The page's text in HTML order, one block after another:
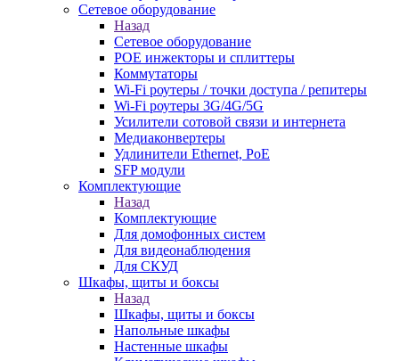
Сетевое оборудование
Назад
Сетевое оборудование
POE инжекторы и сплиттеры
Коммутаторы
Wi-Fi роутеры / точки доступа / репитеры
Wi-Fi роутеры 3G/4G/5G
Усилители сотовой связи и интернета
Медиаконвертеры
Удлинители Ethernet, PoE
SFP модули
Комплектующие
Назад
Комплектующие
Для домофонных систем
Для видеонаблюдения
Для СКУД
Шкафы, щиты и боксы
Назад
Шкафы, щиты и боксы
Напольные шкафы
Настенные шкафы